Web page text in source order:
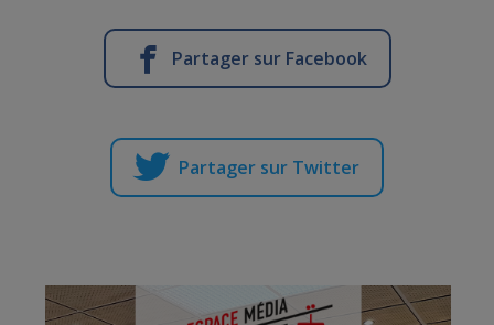
Partager sur Facebook
Partager sur Twitter